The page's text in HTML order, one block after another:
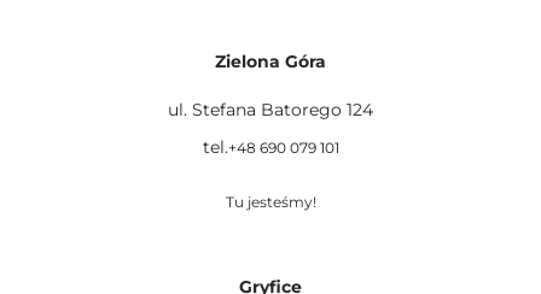
Zielona Góra
ul. Stefana Batorego 124
tel.+48 690 079 101
Tu jesteśmy!
Gryfice